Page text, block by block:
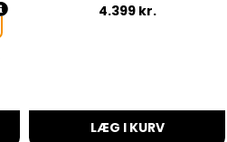
4.399 kr.
LÆG I KURV